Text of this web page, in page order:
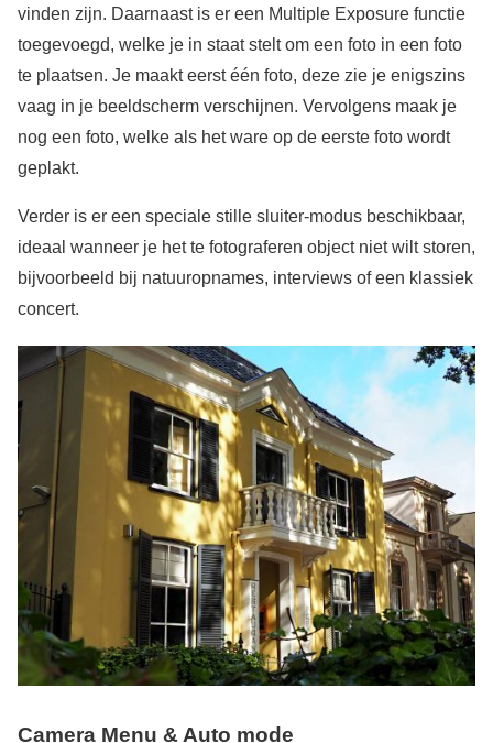
vinden zijn. Daarnaast is er een Multiple Exposure functie
toegevoegd, welke je in staat stelt om een foto in een foto
te plaatsen. Je maakt eerst één foto, deze zie je enigszins
vaag in je beeldscherm verschijnen. Vervolgens maak je
nog een foto, welke als het ware op de eerste foto wordt
geplakt.
Verder is er een speciale stille sluiter-modus beschikbaar,
ideaal wanneer je het te fotograferen object niet wilt storen,
bijvoorbeeld bij natuuropnames, interviews of een klassiek
concert.
Camera Menu & Auto mode